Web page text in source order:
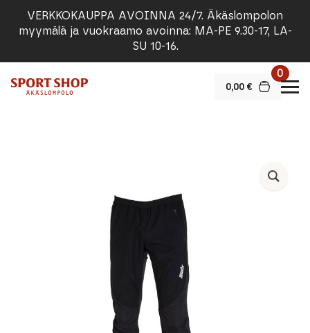
VERKKOKAUPPA AVOINNA 24/7. Äkäslompolon
myymälä ja vuokraamo avoinna: MA-PE 9.30-17, LA-
SU 10-16.
0,00 €
0